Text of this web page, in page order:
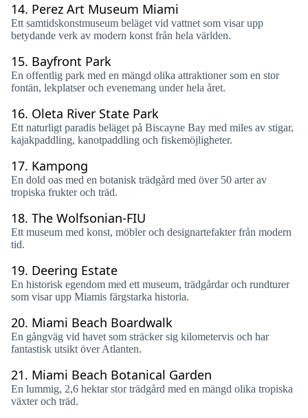
14. Perez Art Museum Miami
Ett samtidskonstmuseum beläget vid vattnet som visar upp
betydande verk av modern konst från hela världen.
15. Bayfront Park
En offentlig park med en mängd olika attraktioner som en stor
fontän, lekplatser och evenemang under hela året.
16. Oleta River State Park
Ett naturligt paradis beläget på Biscayne Bay med miles av stigar,
kajakpaddling, kanotpaddling och fiskemöjligheter.
17. Kampong
En dold oas med en botanisk trädgård med över 50 arter av
tropiska frukter och träd.
18. The Wolfsonian-FIU
Ett museum med konst, möbler och designartefakter från modern
tid.
19. Deering Estate
En historisk egendom med ett museum, trädgårdar och rundturer
som visar upp Miamis färgstarka historia.
20. Miami Beach Boardwalk
En gångväg vid havet som sträcker sig kilometervis och har
fantastisk utsikt över Atlanten.
21. Miami Beach Botanical Garden
En lummig, 2,6 hektar stor trädgård med en mängd olika tropiska
växter och träd.